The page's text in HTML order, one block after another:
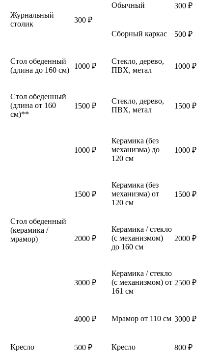
Журнальный
столик
300 ₽
Обычный 300 ₽
Сборный каркас 500 ₽
Стол обеденный
(длина до 160 см)
1000 ₽
Стекло, дерево,
ПВХ, метал
1000 ₽
Стол обеденный
(длина от 160
см)**
1500 ₽
Стекло, дерево,
ПВХ, метал
1500 ₽
Стол обеденный
(керамика /
мрамор)
1000 ₽
Керамика (без
механизма) до
120 см
1000 ₽
1500 ₽
Керамика (без
механизма) от
120 см
1500 ₽
2000 ₽
Керамика / стекло
(с механизмом)
до 160 см
2000 ₽
3000 ₽
Керамика / стекло
(с механизмом) от
161 см
2500 ₽
4000 ₽ Мрамор от 110 см 3000 ₽
Кресло 500 ₽ Кресло 800 ₽